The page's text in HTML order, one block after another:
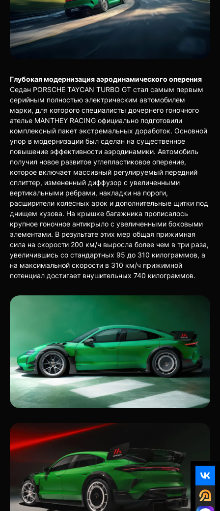
Глубокая модернизация аэродинамического оперения
Седан PORSCHE TAYCAN TURBO GT стал самым первым
серийным полностью электрическим автомобилем
марки, для которого специалисты дочернего гоночного
ателье MANTHEY RACING официально подготовили
комплексный пакет экстремальных доработок. Основной
упор в модернизации был сделан на существенное
повышение эффективности аэродинамики. Автомобиль
получил новое развитое углепластиковое оперение,
которое включает массивный регулируемый передний
сплиттер, измененный диффузор с увеличенными
вертикальными ребрами, накладки на пороги,
расширители колесных арок и дополнительные щитки под
днищем кузова. На крышке багажника прописалось
крупное гоночное антикрыло с увеличенными боковыми
элементами. В результате этих мер общая прижимная
сила на скорости 200 км/ч выросла более чем в три раза,
увеличившись со стандартных 95 до 310 килограммов, а
на максимальной скорости в 310 км/ч прижимной
потенциал достигает внушительных 740 килограммов.